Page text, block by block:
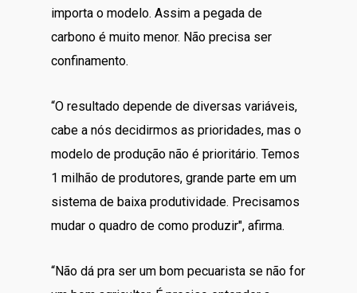
importa o modelo. Assim a pegada de
carbono é muito menor. Não precisa ser
confinamento.
“O resultado depende de diversas variáveis,
cabe a nós decidirmos as prioridades, mas o
modelo de produção não é prioritário. Temos
1 milhão de produtores, grande parte em um
sistema de baixa produtividade. Precisamos
mudar o quadro de como produzir", afirma.
“Não dá pra ser um bom pecuarista se não for